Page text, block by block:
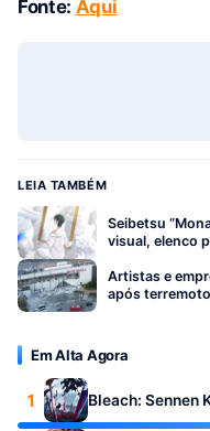
Fonte: Aqui
LEIA TAMBÉM
Seibetsu
visual, elenco
Artistas e
após
Em Alta Agora
1 Bleach: Sennen